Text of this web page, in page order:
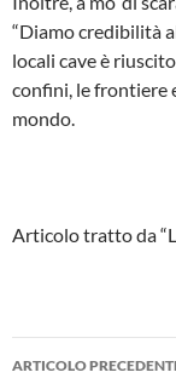
“Diamo credibi­lità
locali cave è
confini, le fron­tiere
mondo.
Articolo tratto da
ARTICOLO